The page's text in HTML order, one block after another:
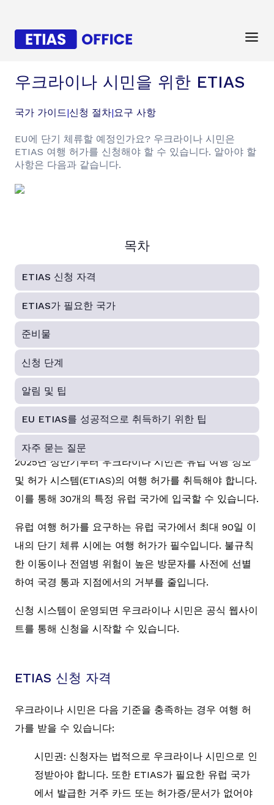
우크라이나 시민을 위한 ETIAS
국가 가이드|신청 절차|요구 사항
EU에 단기 체류할 예정인가요? 우크라이나 시민은
ETIAS 여행 허가를 신청해야 할 수 있습니다. 알아야 할
사항은 다음과 같습니다.
목차
ETIAS 신청 자격
ETIAS가 필요한 국가
준비물
신청 단계
알림 및 팁
EU ETIAS를 성공적으로 취득하기 위한 팁
자주 묻는 질문
2025년 상반기부터 우크라이나 시민은 유럽 여행 정보
및 허가 시스템(ETIAS)의 여행 허가를 취득해야 합니다.
이를 통해 30개의 특정 유럽 국가에 입국할 수 있습니다.
유럽 여행 허가를 요구하는 유럽 국가에서 최대 90일 이
내의 단기 체류 시에는 여행 허가가 필수입니다. 불규칙
한 이동이나 전염병 위험이 높은 방문자를 사전에 선별
하여 국경 통과 지점에서의 거부를 줄입니다.
신청 시스템이 운영되면 우크라이나 시민은 공식 웹사이
트를 통해 신청을 시작할 수 있습니다.
ETIAS 신청 자격
우크라이나 시민은 다음 기준을 충족하는 경우 여행 허
가를 받을 수 있습니다:
시민권: 신청자는 법적으로 우크라이나 시민으로 인
정받아야 합니다. 또한 ETIAS가 필요한 유럽 국가
에서 발급한 거주 카드 또는 허가증/문서가 없어야